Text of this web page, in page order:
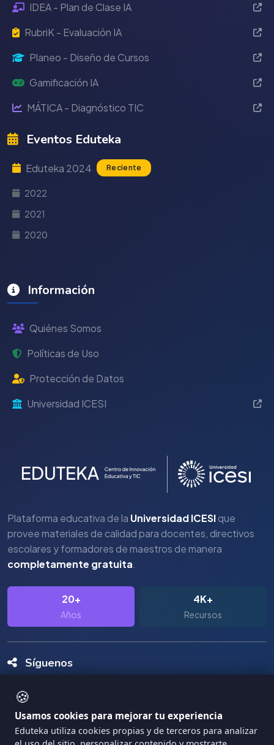
🍪
Usamos cookies para mejorar tu experiencia
Eduteka utiliza cookies propias y de terceros para analizar
IDEA - Plan de Clase IA
RubriK - Evaluación IA
Planeo - Diseño de Cursos
Gamificación IA
MÁTICA - Diagnóstico TIC
Eventos Eduteka
Eduteka 2024 Reciente
2022
2021
2020
Información
Quiénes Somos
Políticas de Uso
Protección de Datos
Universidad ICESI
Plataforma educativa de la Universidad ICESIque
provee materiales de calidad para docentes, directivos
escolares y formadores de maestros de manera
completamente gratuita.
20+
Años
4K+
Recursos
Síguenos